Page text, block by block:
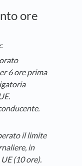
ore
6 ore prima
il limite
in
(10 ore).